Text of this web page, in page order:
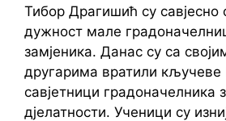
Тибор Драгишић су
дужност мале
замјеника. Данас су са
другарима вратили кључеве
савјетници градоначелника
дјелатности. Ученици су